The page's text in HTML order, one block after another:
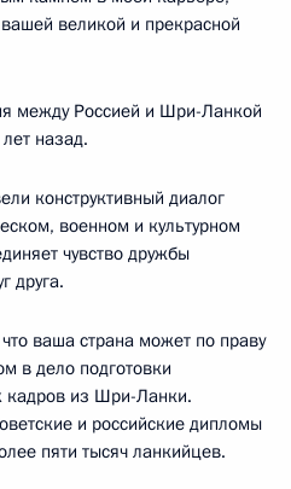
великой и прекрасной
между Россией и Шри-Ланкой
назад.
конструктивный диалог
военном и культурном
чувство дружбы
друга.
ваша страна может по праву
в дело подготовки
кадров из Шри-Ланки.
и российские дипломы
пяти тысяч ланкийцев.